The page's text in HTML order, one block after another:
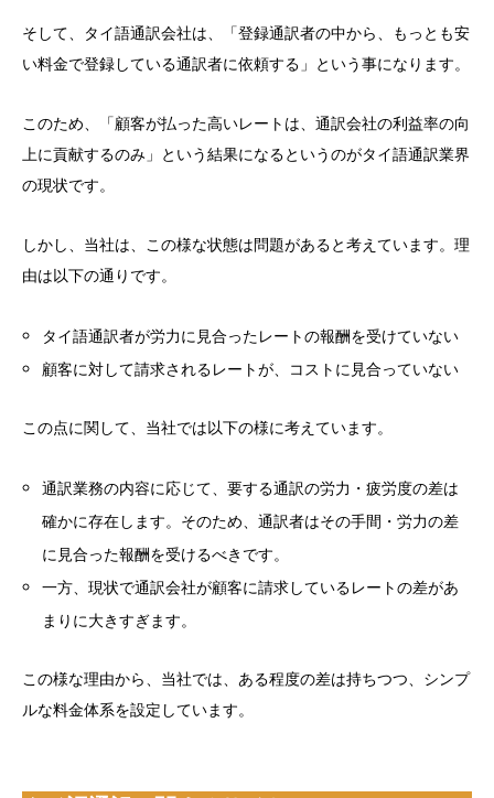
そして、タイ語通訳会社は、「登録通訳者の中から、もっとも安
い料金で登録している通訳者に依頼する」という事になります。
このため、「顧客が払った高いレートは、通訳会社の利益率の向
上に貢献するのみ」という結果になるというのがタイ語通訳業界
の現状です。
しかし、当社は、この様な状態は問題があると考えています。理
由は以下の通りです。
タイ語通訳者が労力に見合ったレートの報酬を受けていない
顧客に対して請求されるレートが、コストに見合っていない
この点に関して、当社では以下の様に考えています。
通訳業務の内容に応じて、要する通訳の労力・疲労度の差は
確かに存在します。そのため、通訳者はその手間・労力の差
に見合った報酬を受けるべきです。
一方、現状で通訳会社が顧客に請求しているレートの差があ
まりに大きすぎます。
この様な理由から、当社では、ある程度の差は持ちつつ、シンプ
ルな料金体系を設定しています。